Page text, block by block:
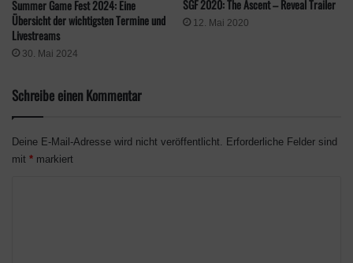
Summer Game Fest 2024: Eine
Übersicht der wichtigsten Termine und
Livestreams
30. Mai 2024
SGF 2020: The Ascent – Reveal Trailer
12. Mai 2020
Schreibe einen Kommentar
Deine E-Mail-Adresse wird nicht veröffentlicht.
Erforderliche Felder sind
mit * markiert